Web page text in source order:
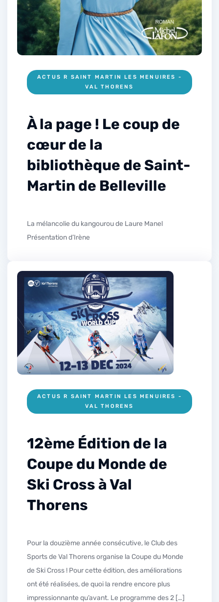
ACTUS R SAINT MARTIN LES MENUIRES -
VAL THORENS
À la page ! Le coup de
cœur de la
bibliothèque de Saint-
Martin de Belleville
La mélancolie du kangourou de Laure Manel
Présentation d’Irène
ACTUS R SAINT MARTIN LES MENUIRES -
VAL THORENS
12ème Édition de la
Coupe du Monde de
Ski Cross à Val
Thorens
Pour la douzième année consécutive, le Club des
Sports de Val Thorens organise la Coupe du Monde
de Ski Cross ! Pour cette édition, des améliorations
ont été réalisées, de quoi la rendre encore plus
impressionnante qu’avant. Le programme des 2 […]